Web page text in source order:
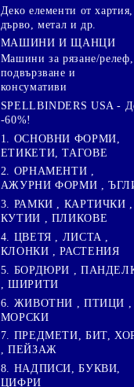
Деко елементи от хартия,
дърво, метал и др.
МАШИНИ И ЩАНЦИ
Машини за рязане/релеф,
подвързване и
консумативи
SPELLBINDERS USA -
-60%!
1. ОСНОВНИ ФОРМИ,
ЕТИКЕТИ, ТАГОВЕ
2. ОРНАМЕНТИ ,
АЖУРНИ ФОРМИ ,
3. РАМКИ , КАРТИЧКИ ,
КУТИИ , ПЛИКОВЕ
4. ЦВЕТЯ , ЛИСТА ,
КЛОНКИ , РАСТЕНИЯ
5. БОРДЮРИ ,
, ШИРИТИ
6. ЖИВОТНИ , ПТИЦИ ,
МОРСКИ
7. ПРЕДМЕТИ, БИТ,
, ПЕЙЗАЖ
8. НАДПИСИ, БУКВИ,
ЦИФРИ